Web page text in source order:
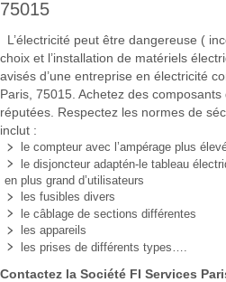
75015
L’électricité peut être dangereuse (
choix et l’installation de matériels
avisés d’une entreprise en électricité
Paris, 75015. Achetez des
réputées. Respectez les normes de
inclut :
le compteur avec l’ampérage plus
le disjoncteur adaptén-le tableau
en plus grand d’utilisateurs
les fusibles divers
le câblage de sections différentes
les appareils
les prises de différents types….
Contactez la Société FI Services